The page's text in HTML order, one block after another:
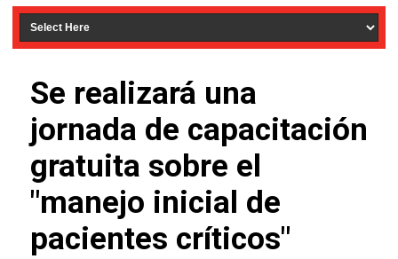
Se realizará una
jornada de capacitación
gratuita sobre el
"manejo inicial de
pacientes críticos"